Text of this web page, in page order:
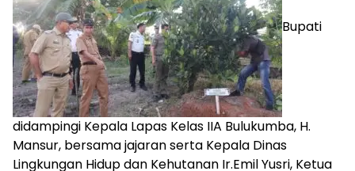
Bupati
didampingi Kepala Lapas Kelas IIA Bulukumba, H.
Mansur, bersama jajaran serta Kepala Dinas
Lingkungan Hidup dan Kehutanan Ir.Emil Yusri, Ketua